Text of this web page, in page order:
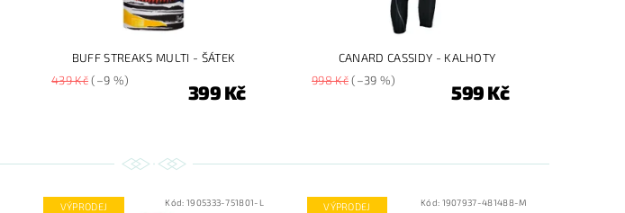
BUFF STREAKS MULTI - ŠÁTEK
439 Kč(–9 %)
399 Kč
CANARD CASSIDY - KALHOTY
998 Kč(–39 %)
599 Kč
VÝPRODEJ
Kód: 1905333-751801-L
VÝPRODEJ
Kód: 1907937-481488-M